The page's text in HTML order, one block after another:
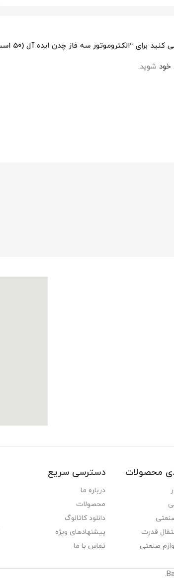
سه فاز چدن ایده آل (50 اسب – 37 کیلووات – 1500 دور)”
خود شوید.
محصولات
قدرت
صنعتی
دسترسی سریع
درباره ما
محصولات
دانلود کاتالوگ
پیشنهادهای ویژه
تماس با ما
.